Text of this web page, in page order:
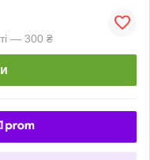
— 300 ₴